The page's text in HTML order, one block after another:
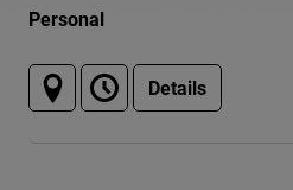
Personal
Details